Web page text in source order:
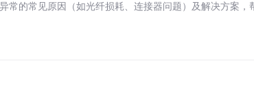
常的常见原因（如光纤损耗、连接器问题）及解决方案，